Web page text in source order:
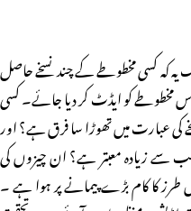
یہ کہ کسی مخطوطے کے چند نسخے حاصل
مخطوطے کو ایڈٹ کر دیا جائے۔ کسی
عبارت میں تھوڑا سا فرق ہے؟ اور
سے زیادہ معبتر ہے؟ ان چیزوں کی
کا کام بڑے پیمانے پر ہوا ہے ۔